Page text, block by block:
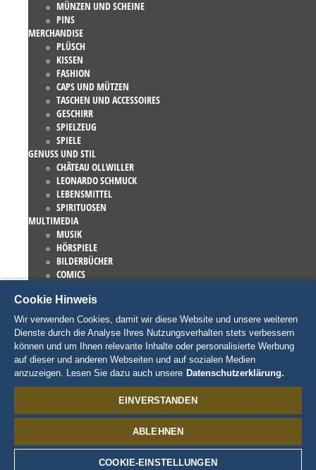
MÜNZEN UND SCHEINE
PINS
MERCHANDISE
PLÜSCH
KISSEN
FASHION
CAPS UND MÜTZEN
TASCHEN UND ACCESSOIRES
GESCHIRR
SPIELZEUG
SPIELE
GENUSS UND STIL
CHÂTEAU OLLWILLER
LEONARDO SCHMUCK
LEBENSMITTEL
SPIRITUOSEN
MULTIMEDIA
MUSIK
HÖRSPIELE
BILDERBÜCHER
COMICS
EUROPA-PARK BÜCHER
GAMES UND FILME
KOLLEKTIONEN
EUROPA-PARK ATTRAKTIONEN
TRAUMATICA – FESTIVAL OF FEAR
LIEBHABERSTÜCKE
TALENT ACADEMY
CHARAKTERE
ED EUROMAUS
EDDA EUROMAUSI
Cookie Hinweis
Wir verwenden Cookies, damit wir diese Website und unsere weiteren
Dienste durch die Analyse Ihres Nutzungsverhalten stets verbessern
können und um Ihnen relevante Inhalte oder personalisierte Werbung
auf dieser und anderen Webseiten und auf sozialen Medien
anzuzeigen. Lesen Sie dazu auch unsere Datenschutzerklärung.
EINVERSTANDEN
ABLEHNEN
COOKIE-EINSTELLUNGEN